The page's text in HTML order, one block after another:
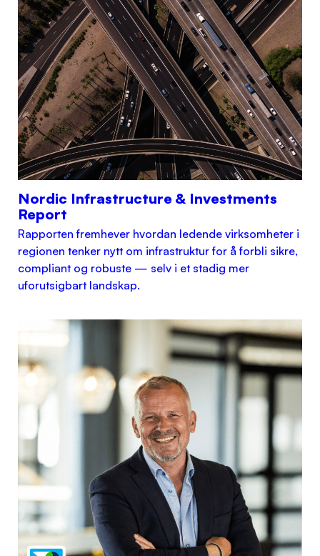
Nordic Infrastructure & Investments
Report
Rapporten fremhever hvordan ledende virksomheter i
regionen tenker nytt om infrastruktur for å forbli sikre,
compliant og robuste — selv i et stadig mer
uforutsigbart landskap.